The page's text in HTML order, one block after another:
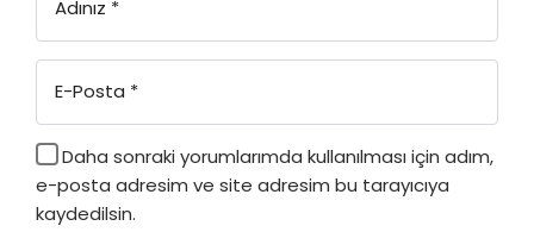
Adınız *
E-Posta *
Daha sonraki yorumlarımda kullanılması için adım,
e-posta adresim ve site adresim bu tarayıcıya
kaydedilsin.